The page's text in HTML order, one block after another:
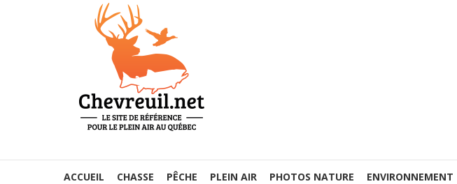
ACCUEIL CHASSE PÊCHE PLEIN AIR PHOTOS NATURE ENVIRONNEMENT